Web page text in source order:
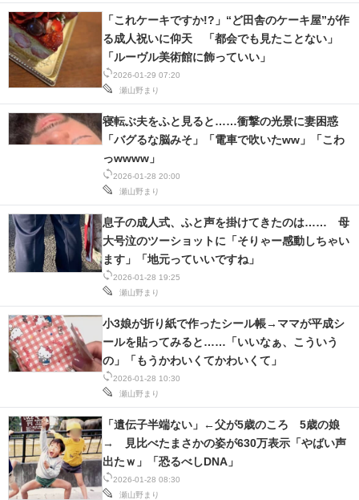
2026-01-29 07:20
瀬山野まり
「これケーキですか!?」“ど田舎のケーキ屋”が作
る成人祝いに仰天 「都会でも見たことない」
「ルーヴル美術館に飾っていい」
2026-01-28 20:00
瀬山野まり
寝転ぶ夫をふと見ると……衝撃の光景に妻困惑
「バグるな脳みそ」「電車で吹いたww」「こわ
っwwww」
2026-01-28 19:25
瀬山野まり
息子の成人式、ふと声を掛けてきたのは…… 母
大号泣のツーショットに「そりゃー感動しちゃい
ます」「地元っていいですね」
2026-01-28 10:30
瀬山野まり
小3娘が折り紙で作ったシール帳→ママが平成シ
ールを貼ってみると……「いいなぁ、こういう
の」「もうかわいくてかわいくて」
2026-01-28 08:30
瀬山野まり
「遺伝子半端ない」←父が5歳のころ 5歳の娘
→ 見比べたまさかの姿が630万表示「やばい声
出たｗ」「恐るべしDNA」